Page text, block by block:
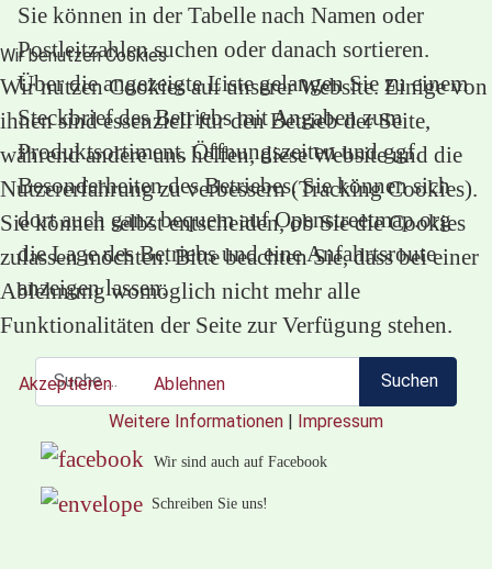
Sie können in der Tabelle nach Namen oder
Postleitzahlen suchen oder danach sortieren.
Über die angezeigte Liste gelangen Sie zu einem
Steckbrief des Betriebs mit Angaben zum
Produktsortiment, Öffnungszeiten und ggf.
Besonderheiten des Betriebes. Sie können sich
dort auch ganz bequem auf Openstreetmap.org
die Lage des Betriebs und eine Anfahrtsroute
anzeigen lassen.
Suchen
Wir sind auch auf Facebook
Schreiben Sie uns!
Wir benutzen Cookies
Wir nutzen Cookies auf unserer Website. Einige von
ihnen sind essenziell für den Betrieb der Seite,
während andere uns helfen, diese Website und die
Nutzererfahrung zu verbessern (Tracking Cookies).
Sie können selbst entscheiden, ob Sie die Cookies
zulassen möchten. Bitte beachten Sie, dass bei einer
Ablehnung womöglich nicht mehr alle
Funktionalitäten der Seite zur Verfügung stehen.
Akzeptieren
Ablehnen
Weitere Informationen | Impressum